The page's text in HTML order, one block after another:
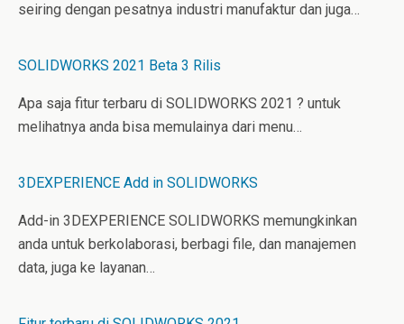
seiring dengan pesatnya industri manufaktur dan juga…
SOLIDWORKS 2021 Beta 3 Rilis
Apa saja fitur terbaru di SOLIDWORKS 2021 ? untuk
melihatnya anda bisa memulainya dari menu…
3DEXPERIENCE Add in SOLIDWORKS
Add-in 3DEXPERIENCE SOLIDWORKS memungkinkan
anda untuk berkolaborasi, berbagi file, dan manajemen
data, juga ke layanan…